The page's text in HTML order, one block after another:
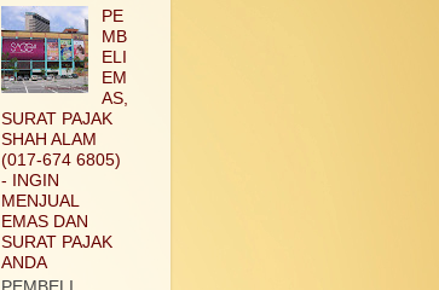
PE
MB
ELI
EM
AS,
SURAT PAJAK
SHAH ALAM
(017-674 6805)
- INGIN
MENJUAL
EMAS DAN
SURAT PAJAK
ANDA
PEMBELI